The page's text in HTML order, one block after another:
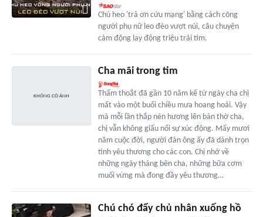
Chú heo 'trả ơn cứu mạng' bằng cách cõng
người phụ nữ leo đèo vượt núi, câu chuyện
cảm động lay động triệu trái tim.
Cha mãi trong tim
Thấm thoắt đã gần 10 năm kể từ ngày cha chị
mất vào một buổi chiều mưa hoang hoải. Vậy
mà mỗi lần thắp nén hương lên bàn thờ cha,
chị vẫn không giấu nổi sự xúc động. Mấy mươi
năm cuộc đời, người đàn ông ấy đã dành trọn
tình yêu thương cho các con. Chị nhớ về
những ngày tháng bên cha, những bữa cơm
muối vừng mà đong đầy yêu thương…
Chú chó đẩy chủ nhân xuống hồ